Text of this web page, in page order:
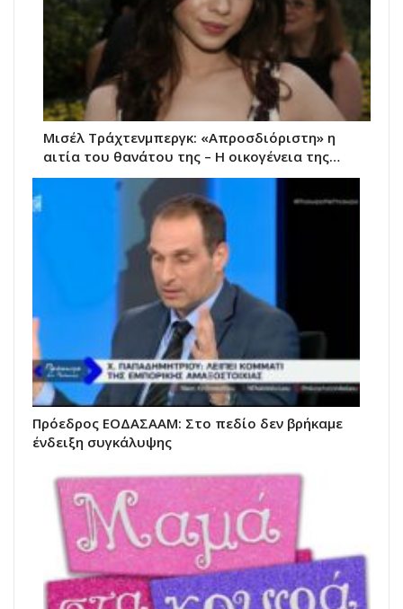
Μισέλ Τράχτενμπεργκ: «Απροσδιόριστη» η
αιτία του θανάτου της – Η οικογένεια της…
Πρόεδρος ΕΟΔΑΣΑΑΜ: Στο πεδίο δεν βρήκαμε
ένδειξη συγκάλυψης